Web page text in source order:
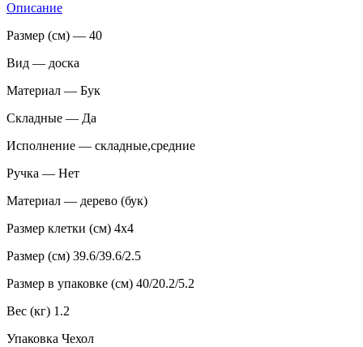
Описание
Размер (см) — 40
Вид — доска
Материал — Бук
Складные — Да
Исполнение — складные,средние
Ручка — Нет
Материал — дерево (бук)
Размер клетки (см) 4х4
Размер (см) 39.6/39.6/2.5
Размер в упаковке (см) 40/20.2/5.2
Вес (кг) 1.2
Упаковка Чехол